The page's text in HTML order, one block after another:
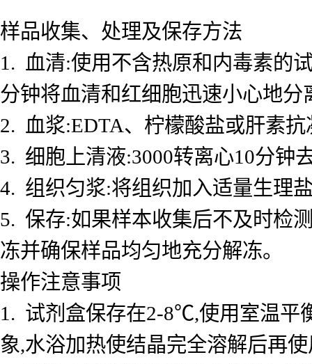
样品收集、处理及保存方法
1. 血清:使用不含热原和内毒素的
分钟将血清和红细胞迅速小心地分
2. 血浆:EDTA、柠檬酸盐或肝素
3. 细胞上清液:3000转离心10分钟
4. 组织匀浆:将组织加入适量生理
5. 保存:如果样本收集后不及时检
冻并确保样品均匀地充分解冻。
操作注意事项
1. 试剂盒保存在2-8℃,使用室温平
象,水浴加热使结晶完全溶解后再